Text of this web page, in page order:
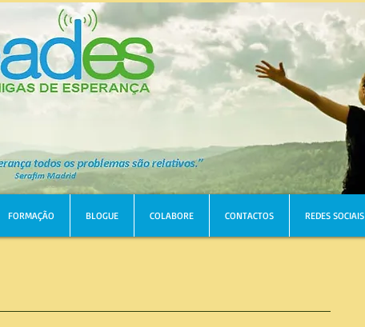
FORMAÇÃO BLOGUE COLABORE CONTACTOS REDES SOCIAIS